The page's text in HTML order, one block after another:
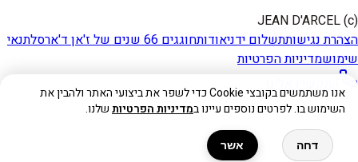
(c) JEAN D'ARCEL
הצהרת נגישותתשלום ידניאודותחוגגים 66 שנים של ז'אן ד'ארסל
תנאי
שימושמדיניות הפרטיות
אנו משתמשים בקובצי Cookie כדי לשפר את ביצועי האתר ולהבין את
השימוש בו. לפרטים נוספים עיינו במדיניות הפרטיותשלנו.
דחה אשר